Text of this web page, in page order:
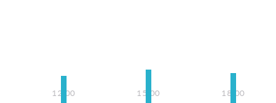
12:00 15:00 18:00